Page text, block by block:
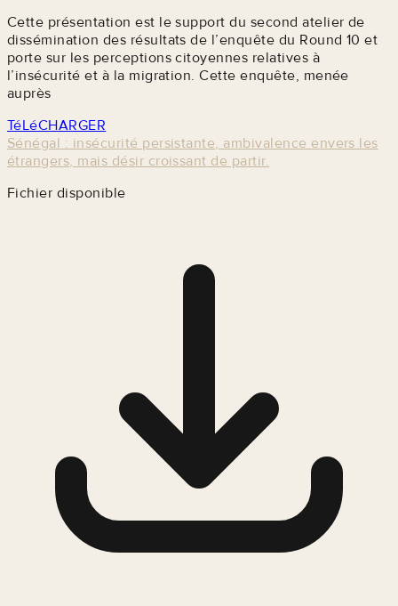
Cette présentation est le support du second atelier de
dissémination des résultats de l’enquête du Round 10 et
porte sur les perceptions citoyennes relatives à
l’insécurité et à la migration. Cette enquête, menée
auprès
TéLéCHARGER
Sénégal : insécurité persistante, ambivalence envers les
étrangers, mais désir croissant de partir.
Fichier disponible